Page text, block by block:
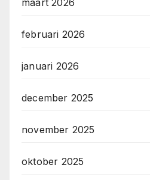
februari 2026
januari 2026
december 2025
november 2025
oktober 2025